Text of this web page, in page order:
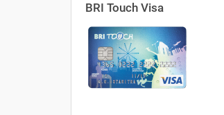
BRI Touch Visa